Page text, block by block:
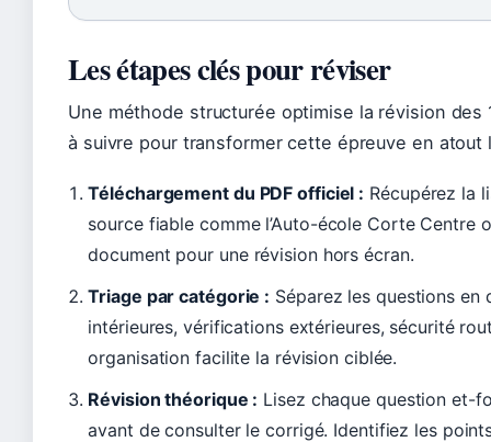
Les étapes clés pour réviser
Une méthode structurée optimise la révision
à suivre pour transformer cette épreuve en atout
Téléchargement du PDF officiel : Récupérez la
source fiable comme l’Auto-école Corte Centre
document pour une révision hors écran.
Triage par catégorie : Séparez les questions
intérieures, vérifications extérieures, sécurité
organisation facilite la révision ciblée.
Révision théorique : Lisez chaque question et-
avant de consulter le corrigé. Identifiez les